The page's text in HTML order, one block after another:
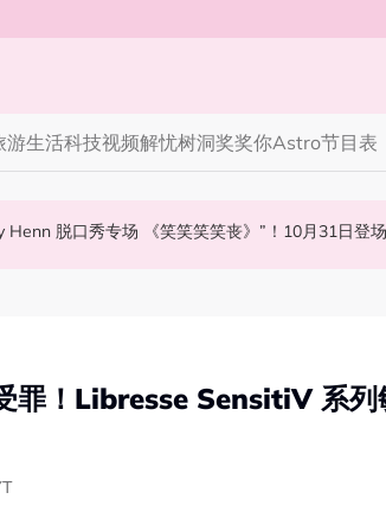
游生活科技视频解忧树洞奖奖你Astro节目表
范玮琪大马开唱！一家四口来马 黑人公开寻美食介绍“可以推荐一下
Henn 脱口秀专场 《笑笑笑笑丧》”！10月31日登场
男友小她36岁！亲自发文回应 “奶孙恋”
罪！Libresse SensitiV 系列